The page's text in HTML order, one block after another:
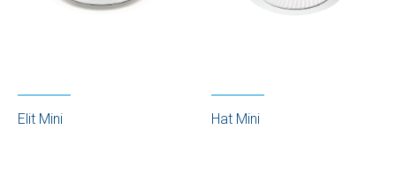
Elit Mini Hat Mini